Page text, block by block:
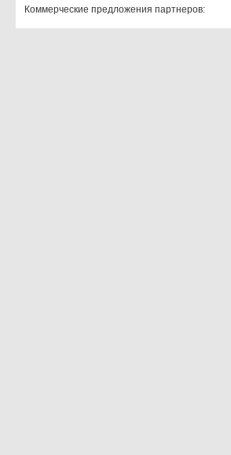
Коммерческие предложения партнеров: